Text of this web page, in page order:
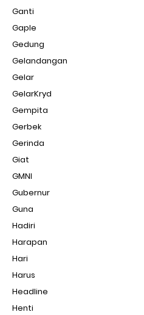
Ganti
Gaple
Gedung
Gelandangan
Gelar
GelarKryd
Gempita
Gerbek
Gerinda
Giat
GMNI
Gubernur
Guna
Hadiri
Harapan
Hari
Harus
Headline
Henti